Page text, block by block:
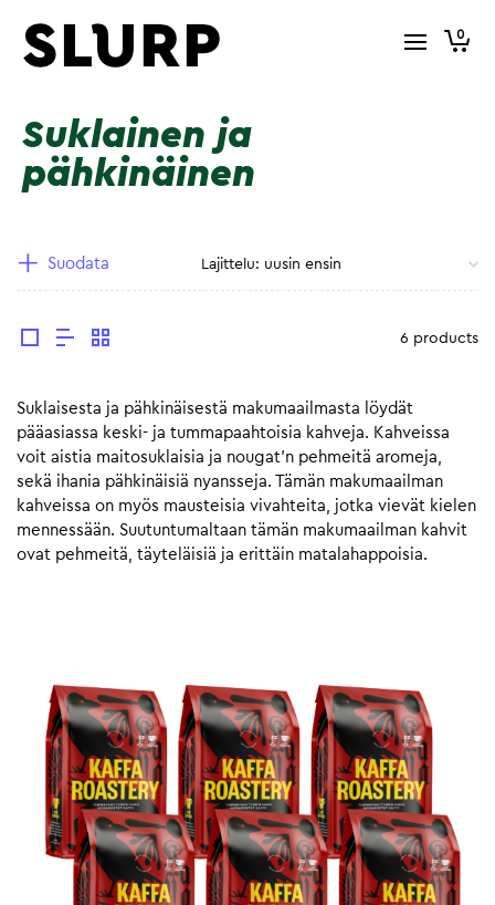
0
Suklainen ja
pähkinäinen
Suodata
6 products
Suklaisesta ja pähkinäisestä makumaailmasta löydät
pääasiassa keski- ja tummapaahtoisia kahveja. Kahveissa
voit aistia maitosuklaisia ja nougat’n pehmeitä aromeja,
sekä ihania pähkinäisiä nyansseja. Tämän makumaailman
kahveissa on myös mausteisia vivahteita, jotka vievät kielen
mennessään. Suutuntumaltaan tämän makumaailman kahvit
ovat pehmeitä, täyteläisiä ja erittäin matalahappoisia.